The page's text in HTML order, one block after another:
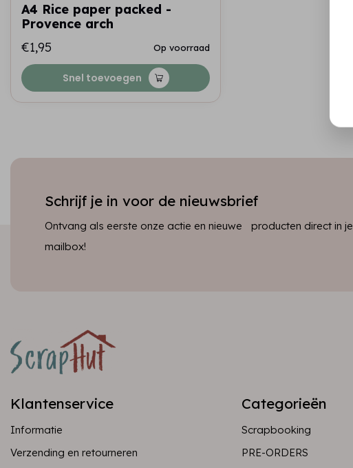
A4 Rice paper packed -
Provence arch
€1,95
Op voorraad
Snel toevoegen
Schrijf je in voor de nieuwsbrief
Ontvang als eerste onze actie en nieuwe producten direct in je
mailbox!
Klantenservice
Informatie
Verzending en retourneren
Categorieën
Scrapbooking
PRE-ORDERS